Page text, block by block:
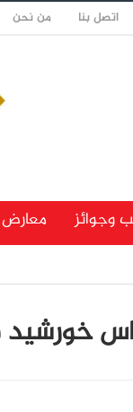
اتصل بنا من نحن
وجوائز معارض
خورشيد